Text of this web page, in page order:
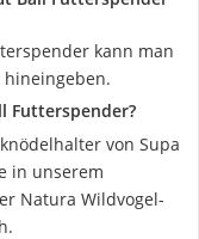
kann man
Futterspender?
von Supa
in unserem
Natura Wildvogel-